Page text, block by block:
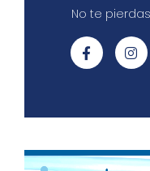
No te